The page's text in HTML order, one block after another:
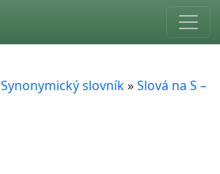
Synonymický slovník»Slová na S –